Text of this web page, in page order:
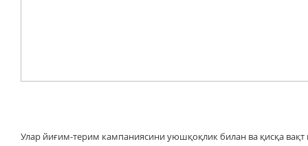
Улар йиғим-терим кампаниясини уюшқоқлик билан ва қисқа